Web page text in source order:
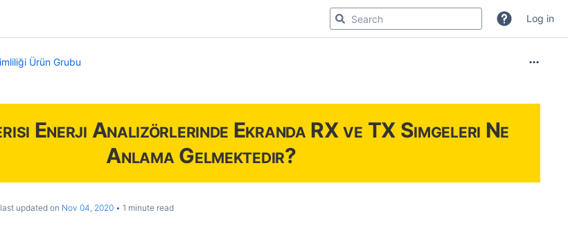
Log in
Ürün Grubu
Enerji Analizörlerinde Ekranda RX ve TX Simgeleri Ne
Anlama Gelmektedir?
updated on Nov 04, 2020 1 minute read